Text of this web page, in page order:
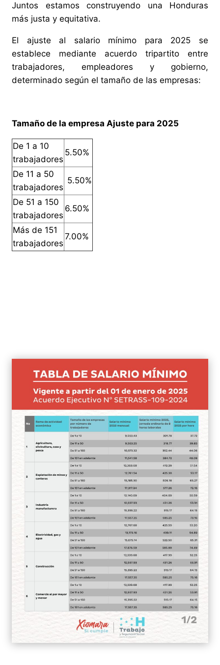
Juntos estamos construyendo una Honduras
más justa y equitativa.
El ajuste al salario mínimo para 2025 se
establece mediante acuerdo tripartito entre
trabajadores, empleadores y gobierno,
determinado según el tamaño de las empresas:
Tamaño de la empresa Ajuste para 2025
De 1 a 10
trabajadores
5.50%
De 11 a 50
trabajadores
5.50%
De 51 a 150
trabajadores
6.50%
Más de 151
trabajadores
7.00%